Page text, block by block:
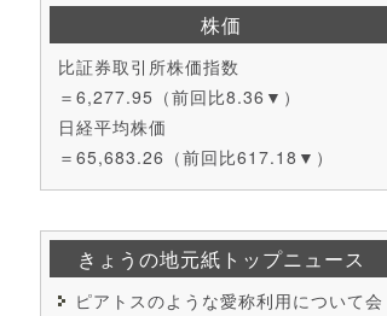
株価
比証券取引所株価指数
＝6,277.95（前回比8.36▼）
日経平均株価
＝65,683.26（前回比617.18▼）
きょうの地元紙トップニュース
ピアトスのような愛称利用について会